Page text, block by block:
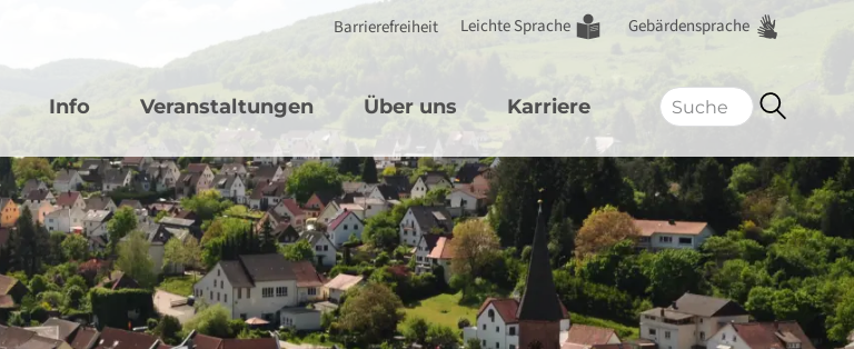
Barrierefreiheit Leichte Sprache Gebärdensprache
Info Veranstaltungen Über uns Karriere